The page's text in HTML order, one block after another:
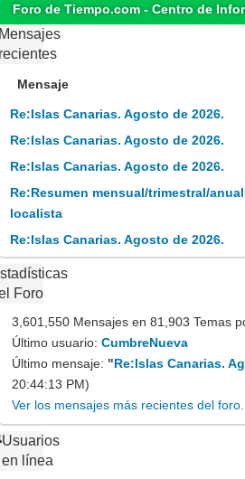
Foro de Tiempo.com - Centro de
Mensaje
Re:Islas Canarias. Agosto de 2026.
Re:Islas Canarias. Agosto de 2026.
Re:Islas Canarias. Agosto de 2026.
Re:Resumen mensual/trimestral/anual
localista
Re:Islas Canarias. Agosto de 2026.
Foro
3,601,550 Mensajes en 81,903 Temas
Último usuario: CumbreNueva
Último mensaje: "Re:Islas Canarias.
20:44:13 PM)
Ver los mensajes más recientes del foro.
Usuarios
en línea